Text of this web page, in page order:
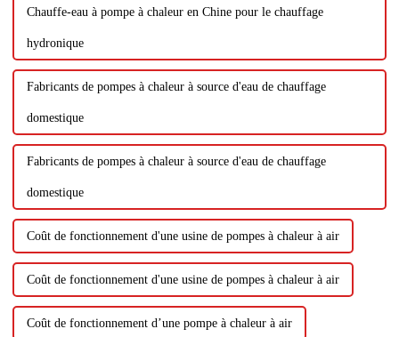
Chauffe-eau à pompe à chaleur en Chine pour le chauffage
hydronique
Fabricants de pompes à chaleur à source d'eau de chauffage
domestique
Fabricants de pompes à chaleur à source d'eau de chauffage
domestique
Coût de fonctionnement d'une usine de pompes à chaleur à air
Coût de fonctionnement d'une usine de pompes à chaleur à air
Coût de fonctionnement d’une pompe à chaleur à air